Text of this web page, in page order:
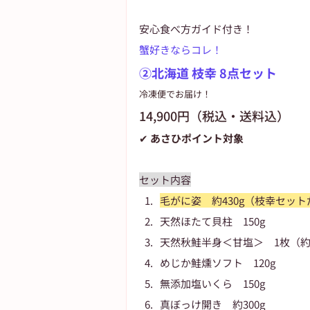
安心食べ方ガイド付き！
蟹好きならコレ！
②北海道 枝幸 8点セット
冷凍便でお届け！
14,900円（税込・送料込）
✔ あさひポイント対象
セット内容
毛がに姿　約430g（枝幸セッ
天然ほたて貝柱　150g
天然秋鮭半身＜甘塩＞　1枚（
めじか鮭燻ソフト　120g
無添加塩いくら　150g
真ぼっけ開き　約300g